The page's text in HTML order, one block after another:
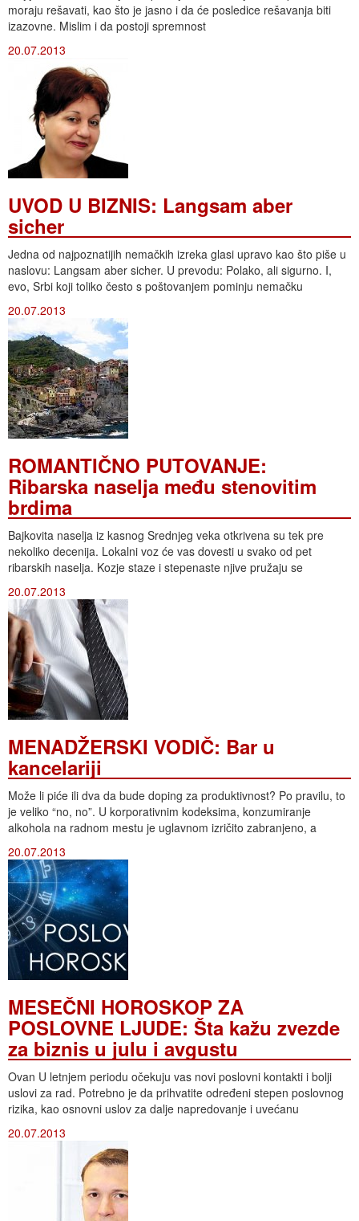
moraju rešavati, kao što je jasno i da će posledice rešavanja biti
izazovne. Mislim i da postoji spremnost
20.07.2013
UVOD U BIZNIS: Langsam aber
sicher
Jedna od najpoznatijih nemačkih izreka glasi upravo kao što piše u
naslovu: Langsam aber sicher. U prevodu: Polako, ali sigurno. I,
evo, Srbi koji toliko često s poštovanjem pominju nemačku
20.07.2013
ROMANTIČNO PUTOVANJE:
Ribarska naselja među stenovitim
brdima
Bajkovita naselja iz kasnog Srednjeg veka otkrivena su tek pre
nekoliko decenija. Lokalni voz će vas dovesti u svako od pet
ribarskih naselja. Kozje staze i stepenaste njive pružaju se
20.07.2013
MENADŽERSKI VODIČ: Bar u
kancelariji
Može li piće ili dva da bude doping za produktivnost? Po pravilu, to
je veliko “no, no”. U korporativnim kodeksima, konzumiranje
alkohola na radnom mestu je uglavnom izričito zabranjeno, a
20.07.2013
MESEČNI HOROSKOP ZA
POSLOVNE LJUDE: Šta kažu zvezde
za biznis u julu i avgustu
Ovan U letnjem periodu očekuju vas novi poslovni kontakti i bolji
uslovi za rad. Potrebno je da prihvatite određeni stepen poslovnog
rizika, kao osnovni uslov za dalje napredovanje i uvećanu
20.07.2013